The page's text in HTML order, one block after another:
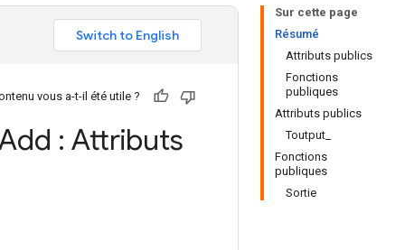
Sur cette page
Résumé
Attributs publics
Fonctions
publiques
Attributs publics
Toutput_
Fonctions
publiques
Sortie
vous a-t-il été utile ?
: Attributs